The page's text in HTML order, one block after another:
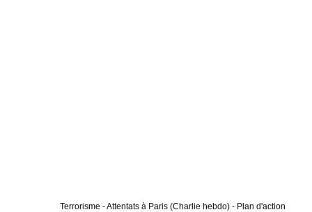
Terrorisme - Attentats à Paris (Charlie hebdo) - Plan d'action